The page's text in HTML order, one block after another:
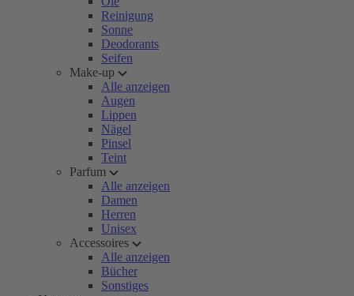
Reinigung
Sonne
Deodorants
Seifen
Make-up
Alle anzeigen
Augen
Lippen
Nägel
Pinsel
Teint
Parfum
Alle anzeigen
Damen
Herren
Unisex
Accessoires
Alle anzeigen
Bücher
Sonstiges